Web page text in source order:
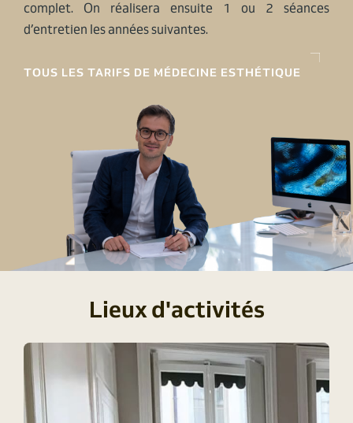
complet. On réalisera ensuite 1 ou 2 séances
d’entretien les années suivantes.
TOUS LES TARIFS DE MÉDECINE ESTHÉTIQUE
Lieux d'activités